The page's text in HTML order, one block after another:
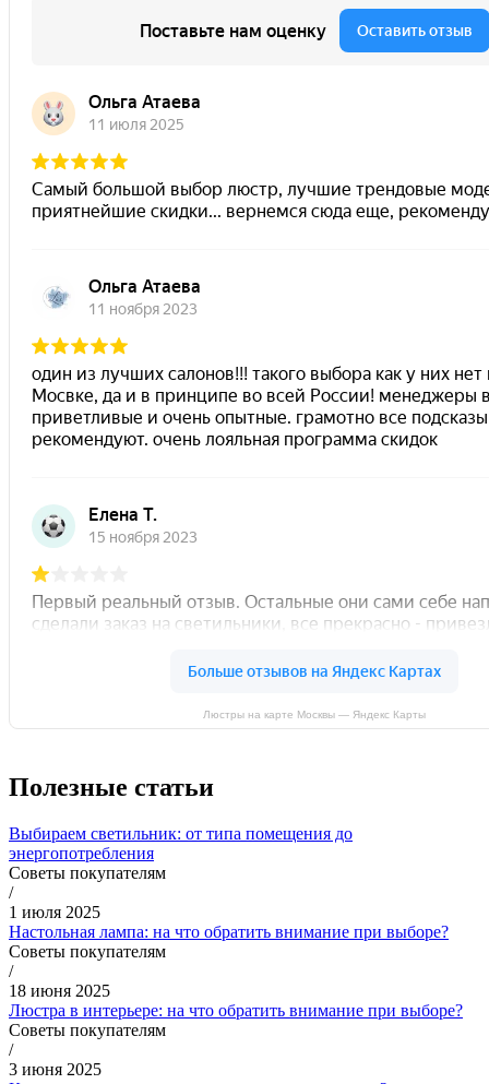
Люстры на карте Москвы — Яндекс Карты
Полезные статьи
Выбираем светильник: от типа помещения до
энергопотребления
Советы покупателям
/
1 июля 2025
Настольная лампа: на что обратить внимание при выборе?
Советы покупателям
/
18 июня 2025
Люстра в интерьере: на что обратить внимание при выборе?
Советы покупателям
/
3 июня 2025